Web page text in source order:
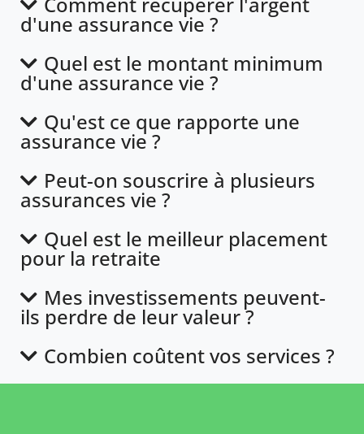
d'une assurance vie ?
Quel est le montant minimum
d'une assurance vie ?
Qu'est ce que rapporte une
assurance vie ?
Peut-on souscrire à plusieurs
assurances vie ?
Quel est le meilleur placement
pour la retraite
Mes investissements peuvent-
ils perdre de leur valeur ?
Combien coûtent vos services ?